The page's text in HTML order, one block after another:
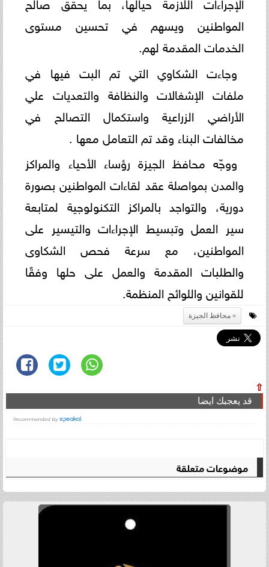
المواطنين ويسهم في تحسين مستوى
الخدمات المقدمة لهم.
وجاءت الشكاوي التي تم البت فيها في
ملفات الإشغالات والنظافة والتعديات علي
الأراضي الزراعية واستكمال التصالح في
مخالفات البناء وقد تم التعامل معها .
ووجّه محافظ الجيزة رؤساء الأحياء والمراكز
والمدن بمواصلة عقد لقاءات المواطنين بصورة
دورية، والتواجد بالمراكز التكنولوجية لمتابعة
سير العمل وتبسيط الإجراءات والتيسير على
المواطنين، مع سرعة فحص الشكاوى
والطلبات المقدمة والعمل على حلها وفقًا
للقوانين واللوائح المنظمة.
محافظ الجيزة
⇧
قد يعجبك ايضا
موضوعات متعلقة